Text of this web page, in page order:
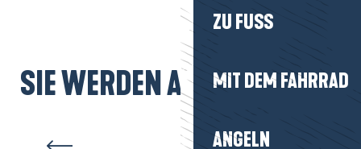
ZU FUSS
MIT DEM FAHRRAD
ANGELN
SIE WERDEN AUCH MÖGEN...
Ferienhäuser